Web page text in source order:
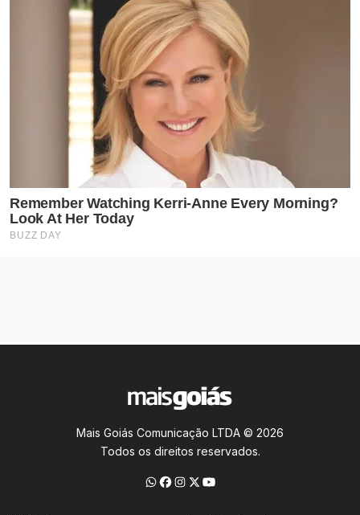
Mais Goiás Comunicação LTDA © 2026
Todos os direitos reservados.